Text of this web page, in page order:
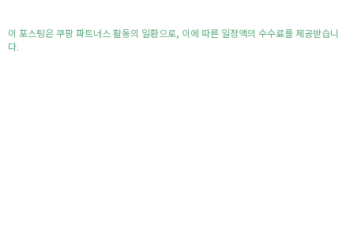
이 포스팅은 쿠팡 파트너스 활동의 일환으로, 이에 따른 일정액의 수수료를 제공받습니
다.